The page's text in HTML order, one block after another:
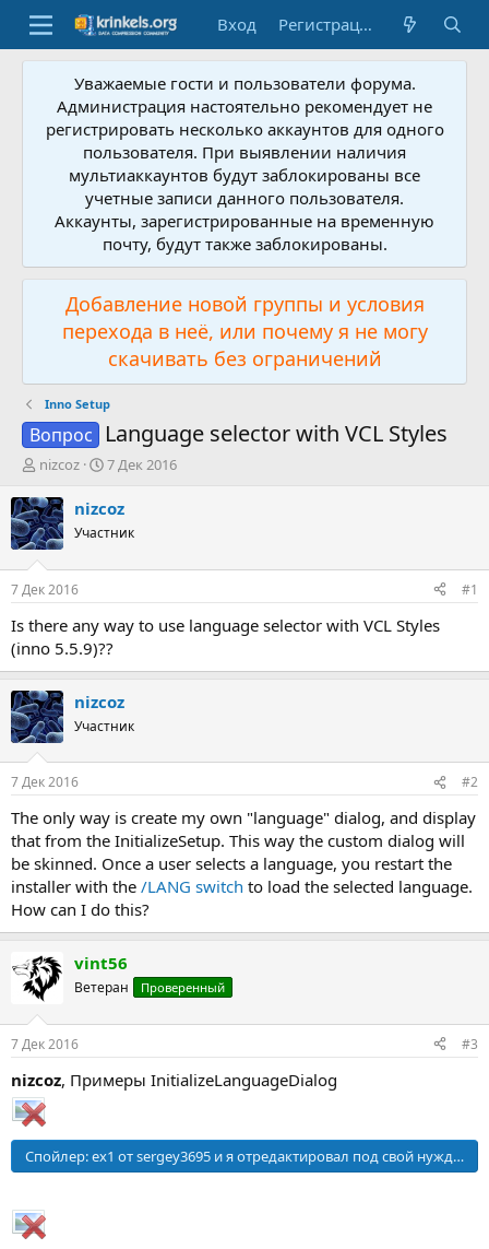
Вход Регистрация
Уважаемые гости и пользователи форума.
Администрация настоятельно рекомендует не
регистрировать несколько аккаунтов для одного
пользователя. При выявлении наличия
мультиаккаунтов будут заблокированы все
учетные записи данного пользователя.
Аккаунты, зарегистрированные на временную
почту, будут также заблокированы.
Добавление новой группы и условия
перехода в неё, или почему я не могу
скачивать без ограничений
Inno Setup
Вопрос Language selector with VCL Styles
А
т
о
р
т
м
ы
nizcoz
Д
т
н
а
л
а
7 Дек 2016
nizcoz
Участник
7 Дек 2016 #1
Is there any way to use language selector with VCL Styles
(inno 5.5.9)??
nizcoz
Участник
7 Дек 2016 #2
The only way is create my own "language" dialog, and display
that from the InitializeSetup. This way the custom dialog will
be skinned. Once a user selects a language, you restart the
installer with the /LANG switch to load the selected language.
How can I do this?
vint56
Ветеран Проверенный
7 Дек 2016 #3
nizcoz, Примеры InitializeLanguageDialog
Спойлер:ex1 от sergey3695 и я отредактировал под свой нужды